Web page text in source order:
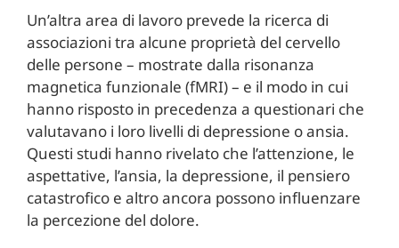
Un’altra area di lavoro prevede la ricerca di
associazioni tra alcune proprietà del cervello
delle persone – mostrate dalla risonanza
magnetica funzionale (fMRI) – e il modo in cui
hanno risposto in precedenza a questionari che
valutavano i loro livelli di depressione o ansia.
Questi studi hanno rivelato che l’attenzione, le
aspettative, l’ansia, la depressione, il pensiero
catastrofico e altro ancora possono influenzare
la percezione del dolore.